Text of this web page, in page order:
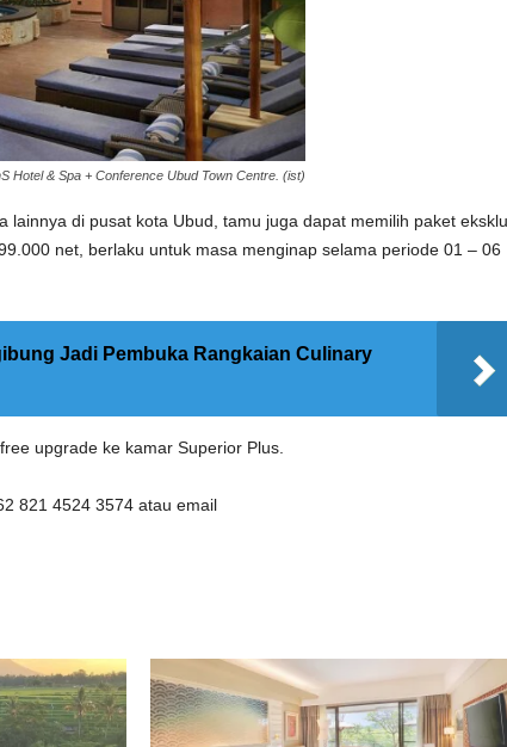
Hotel & Spa + Conference Ubud Town Centre. (ist)
di pusat kota Ubud, tamu juga dapat memilih paket
net, berlaku untuk masa menginap selama periode 01 – 06
Jadi Pembuka Rangkaian Culinary
upgrade ke kamar Superior Plus.
821 4524 3574 atau email